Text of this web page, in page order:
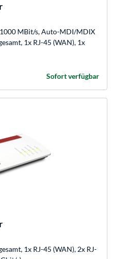
MBit/s, Auto-MDI/MDIX
1x RJ-45 (WAN), 1x
Sofort verfügbar
1x RJ-45 (WAN), 2x RJ-